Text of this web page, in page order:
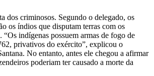
dos criminosos. Segundo o delegado, os
os índios que disputam terras com os
“Os indígenas possuem armas de fogo de
privativos do exército”, explicou o
No entanto, antes ele chegou a afirmar
poderiam ter causado a morte da